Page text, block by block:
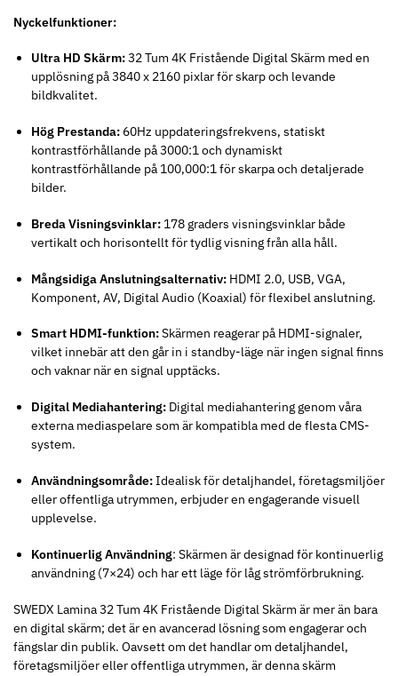
Nyckelfunktioner:
Ultra HD Skärm:32 Tum 4K Fristående Digital Skärm med en
upplösning på 3840 x 2160 pixlar för skarp och levande
bildkvalitet.
Hög Prestanda: 60Hz uppdateringsfrekvens, statiskt
kontrastförhållande på 3000:1 och dynamiskt
kontrastförhållande på 100,000:1 för skarpa och detaljerade
bilder.
Breda Visningsvinklar: 178 graders visningsvinklar både
vertikalt och horisontellt för tydlig visning från alla håll.
Mångsidiga Anslutningsalternativ: HDMI 2.0, USB, VGA,
Komponent, AV, Digital Audio (Koaxial) för flexibel anslutning.
Smart HDMI-funktion:Skärmen reagerar på HDMI-signaler,
vilket innebär att den går in i standby-läge när ingen signal finns
och vaknar när en signal upptäcks.
Digital Mediahantering: Digital mediahantering genom våra
externa mediaspelare som är kompatibla med de flesta CMS-
system.
Användningsområde:Idealisk för detaljhandel, företagsmiljöer
eller offentliga utrymmen, erbjuder en engagerande visuell
upplevelse.
Kontinuerlig Användning: Skärmen är designad för kontinuerlig
användning (7×24) och har ett läge för låg strömförbrukning.
SWEDX Lamina 32 Tum 4K Fristående Digital Skärm är mer än bara
en digital skärm; det är en avancerad lösning som engagerar och
fängslar din publik. Oavsett om det handlar om detaljhandel,
företagsmiljöer eller offentliga utrymmen, är denna skärm